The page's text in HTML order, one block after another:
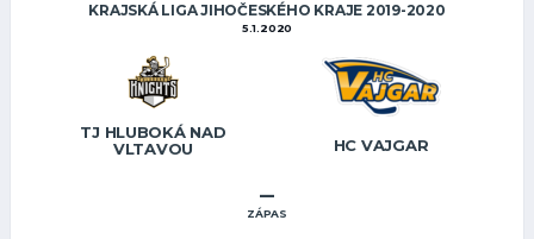
KRAJSKÁ LIGA JIHOČESKÉHO KRAJE 2019-2020
5.1.2020
TJ HLUBOKÁ NAD
VLTAVOU
HC VAJGAR
–
ZÁPAS